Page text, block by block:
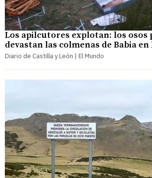
Los apilcutores explotan: los osos
devastan las colmenas de Babia en
Diario de Castilla y León | El Mundo